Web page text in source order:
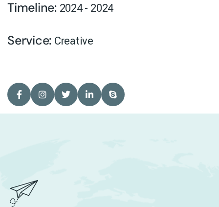
Timeline: 2024 - 2024
Service: Creative